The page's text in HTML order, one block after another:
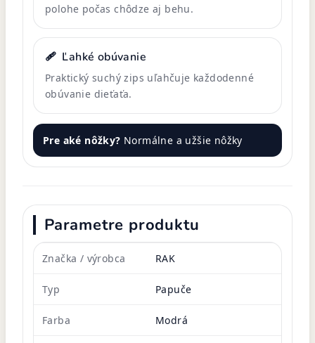
polohe počas chôdze aj behu.
🩹 Ľahké obúvanie
Praktický suchý zips uľahčuje každodenné
obúvanie dieťaťa.
Pre aké nôžky? Normálne a užšie nôžky
Parametre produktu
Značka / výrobca RAK
Typ Papuče
Farba Modrá